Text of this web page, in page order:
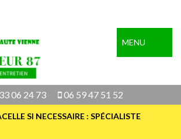
MENU
06 24 73 06 59 47 51 52
SI NECESSAIRE : SPÉCIALISTE